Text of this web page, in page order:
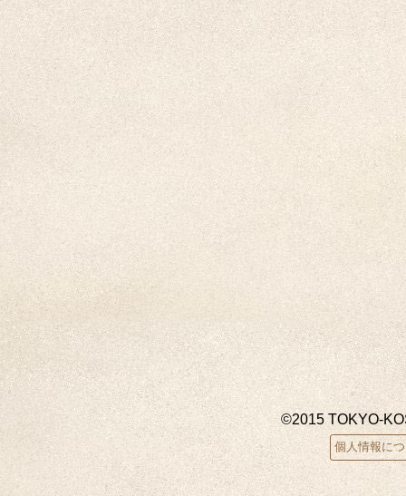
©2015 TOKYO-
個人情報に